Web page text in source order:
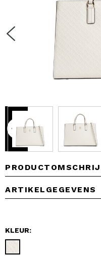
ARTIKELGEGEVENS
KLEUR: